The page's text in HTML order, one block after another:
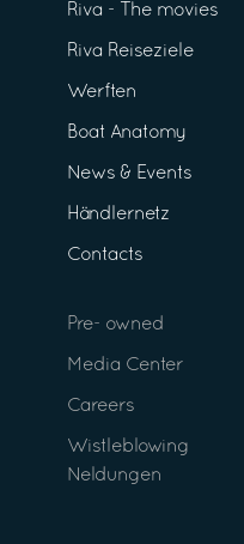
Riva - The movies
Riva Reiseziele
Werften
Boat Anatomy
News & Events
Händlernetz
Contacts
Pre- owned
Media Center
Careers
Wistleblowing
Neldungen